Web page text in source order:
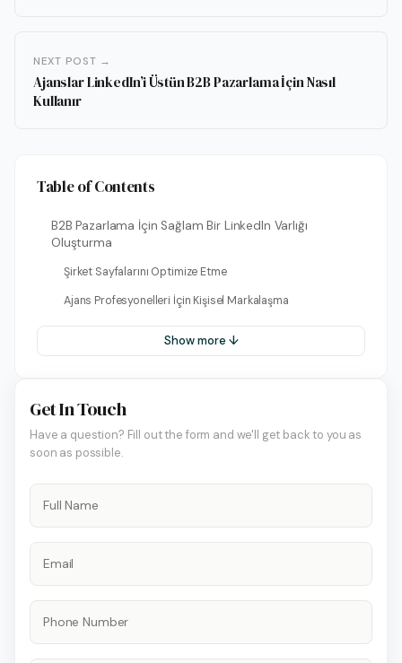
NEXT POST →
Ajanslar LinkedIn’i Üstün B2B Pazarlama İçin Nasıl
Kullanır
Table of Contents
B2B Pazarlama İçin Sağlam Bir LinkedIn Varlığı
Oluşturma
Şirket Sayfalarını Optimize Etme
Ajans Profesyonelleri İçin Kişisel Markalaşma
Show more ↓
Get In Touch
Have a question? Fill out the form and we'll get back to you as
soon as possible.